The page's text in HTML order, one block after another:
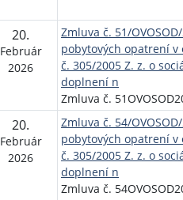
20.
Február
2026
Zmluva č. 51/
pobytových opatrení v
č. 305/2005 Z. z. o
doplnení n
Zmluva č.
20.
Február
2026
Zmluva č. 54/
pobytových opatrení v
č. 305/2005 Z. z. o
doplnení n
Zmluva č.